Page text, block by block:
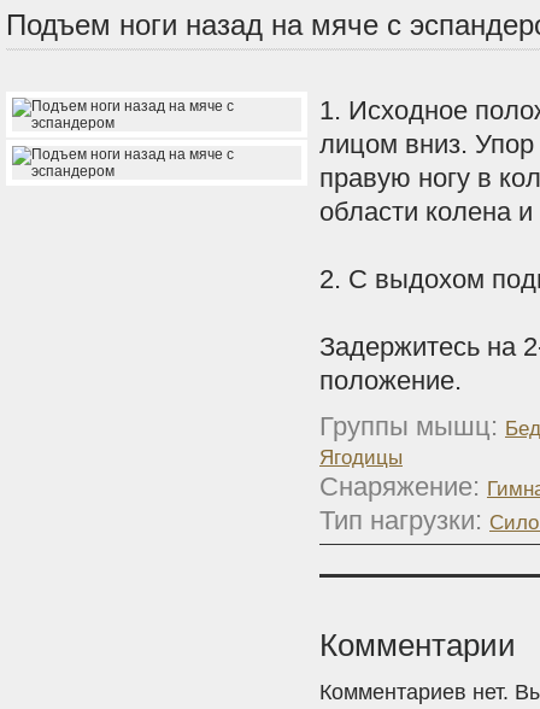
Подъем ноги назад на мяче с
1. Исходное
лицом вниз.
правую ногу в
области колена
2. С выдохом
Задержитесь на
положение.
Группы мышц:
Ягодицы
Снаряжение:
Тип нагрузки:
Комментарии
Комментариев нет.